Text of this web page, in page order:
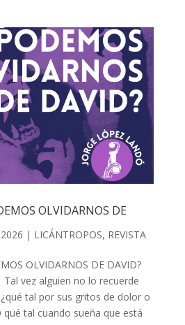
OLVIDARNOS DE
| LICÁNTROPOS, REVISTA
OLVIDARNOS DE DAVID?
vez alguien no lo recuerde
tal por sus gritos de dolor o
tal cuando sueña que está